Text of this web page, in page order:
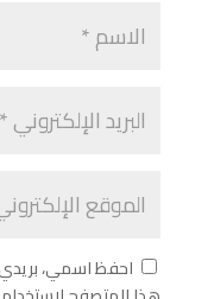
احفظ اسمي، بريدي